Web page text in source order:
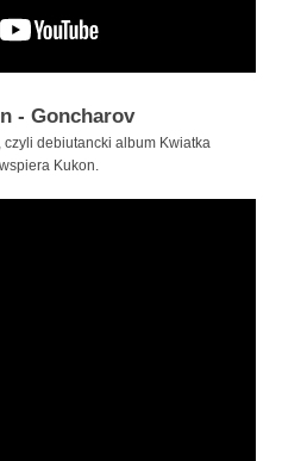
- Goncharov
debiutancki album Kwiatka
Kukon.